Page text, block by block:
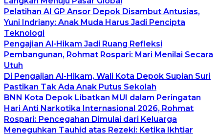
Pelatihan AI GP Ansor Depok Disambut Antusias,
Yuni Indriany: Anak Muda Harus Jadi Pencipta
Teknologi
Pengajian Al-Hikam Jadi Ruang Refleksi
Pembangunan, Rohmat Rospari: Mari Menilai Secara
Utuh
Di Pengajian Al-Hikam, Wali Kota Depok Supian Suri
Pastikan Tak Ada Anak Putus Sekolah
BNN Kota Depok Libatkan MUI dalam Peringatan
Hari Anti Narkotika Internasional 2026, Rohmat
Rospari: Pencegahan Dimulai dari Keluarga
Meneguhkan Tauhid atas Rezeki: Ketika Ikhtiar